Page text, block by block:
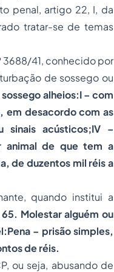
penal, artigo 22, I, da
tratar-se de temas
41, conhecido por
de sossego ou
alheios:I – com
em desacordo com as
sinais acústicos;IV –
animal de que tem a
de duzentos mil réis a
quando institui a
Molestar alguém ou
– prisão simples,
de réis.
ou seja, abusando de